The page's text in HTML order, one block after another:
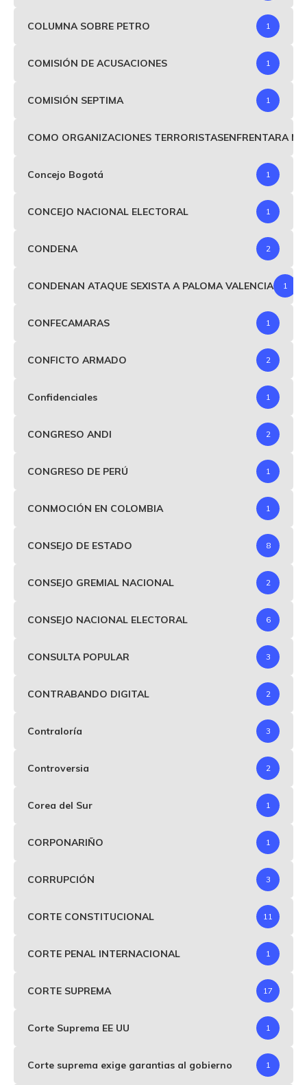
COLUMNA SOBRE PETRO 1
COMISIÓN DE ACUSACIONES 1
COMISIÓN SEPTIMA 1
COMO ORGANIZACIONES TERRORISTASENFRENTARA
Concejo Bogotá 1
CONCEJO NACIONAL ELECTORAL 1
CONDENA 2
CONDENAN ATAQUE SEXISTA A PALOMA VALENCIA 1
CONFECAMARAS 1
CONFICTO ARMADO 2
Confidenciales 1
CONGRESO ANDI 2
CONGRESO DE PERÚ 1
CONMOCIÓN EN COLOMBIA 1
CONSEJO DE ESTADO 8
CONSEJO GREMIAL NACIONAL 2
CONSEJO NACIONAL ELECTORAL 6
CONSULTA POPULAR 3
CONTRABANDO DIGITAL 2
Contraloría 3
Controversia 2
Corea del Sur 1
CORPONARIÑO 1
CORRUPCIÓN 3
CORTE CONSTITUCIONAL 11
CORTE PENAL INTERNACIONAL 1
CORTE SUPREMA 17
Corte Suprema EE UU 1
Corte suprema exige garantias al gobierno 1